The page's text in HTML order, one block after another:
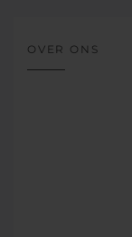
OVER ONS